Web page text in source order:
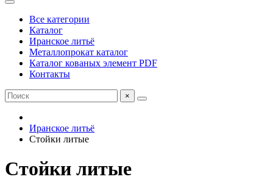
Все категории
Каталог
Иранское литьё
Металлопрокат каталог
Каталог кованых элемент PDF
Контакты
×
Иранское литьё
Стойки литые
Стойки литые